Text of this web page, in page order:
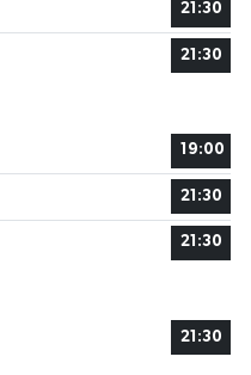
21:30
21:30
19:00
21:30
21:30
21:30